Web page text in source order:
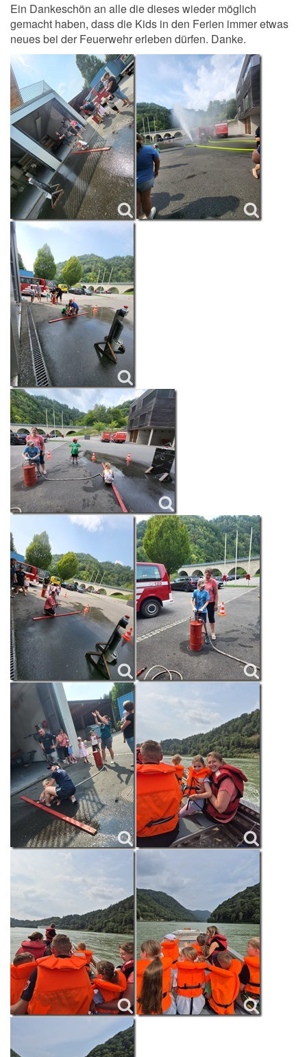
Ein Dankeschön an alle die dieses wieder möglich
gemacht haben, dass die Kids in den Ferien immer etwas
neues bei der Feuerwehr erleben dürfen. Danke.